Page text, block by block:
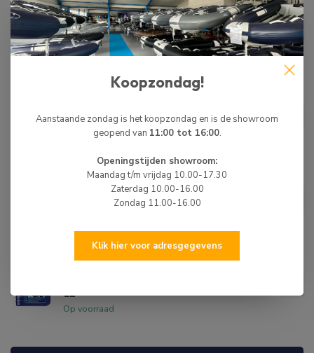
QUICKSILVER
Quicksilver 2-takt
Buitenboordmotor Olie TCW3
1L
Niet op voorraad
€15,95
QUICKSILVER
Buitenboordmotor Olie 10W30
1L
Op voorraad
€16,95
LIQUI MOLY
Liqui Moly 4-takt
Buitenboordmotor Olie 10W-40
LIQUI MOLY
1L
Op voorraad
Koopzondag!
Aanstaande zondag is het koopzondag en is de showroom
geopend van 11:00 tot 16:00.
Openingstijden showroom:
Maandag t/m vrijdag 10.00-17.30
Zaterdag 10.00-16.00
Zondag 11.00-16.00
Klik hier voor adresgegevens